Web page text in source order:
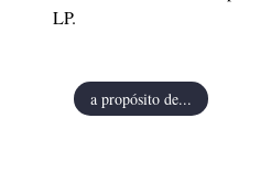
LP.
a propósito de...